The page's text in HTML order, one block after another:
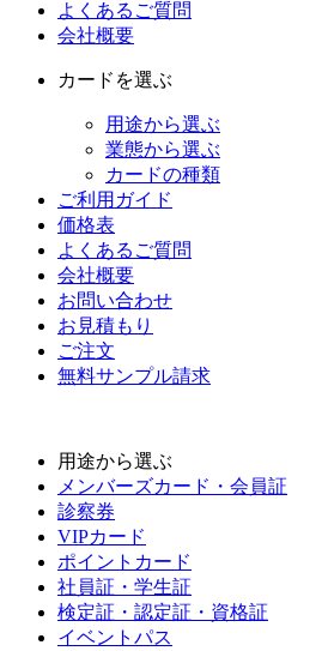
よくあるご質問
会社概要
カードを選ぶ
用途から選ぶ
業態から選ぶ
カードの種類
ご利用ガイド
価格表
よくあるご質問
会社概要
お問い合わせ
お見積もり
ご注文
無料サンプル請求
用途から選ぶ
メンバーズカード・会員証
診察券
VIPカード
ポイントカード
社員証・学生証
検定証・認定証・資格証
イベントパス